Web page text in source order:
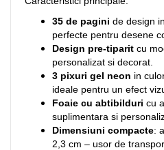
35 de pagini de design
perfecte pentru desene
Design pre-tiparit cu
personalizat si decorat.
3 pixuri gel neon in
ideale pentru un efect
Foaie cu abtibilduri cu
suplimentara si
Dimensiuni compacte:
2,3 cm – usor de